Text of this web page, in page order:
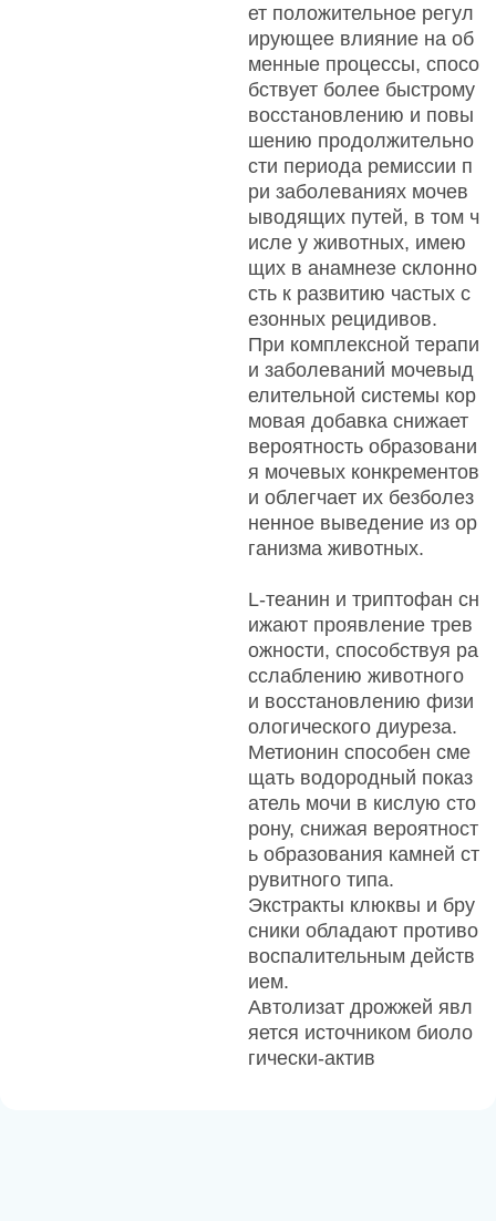
ет положительное регул
ирующее влияние на об
менные процессы, спосо
бствует более быстрому
восстановлению и повы
шению продолжительно
сти периода ремиссии п
ри заболеваниях мочев
ыводящих путей, в том ч
исле у животных, имею
щих в анамнезе склонно
сть к развитию частых с
езонных рецидивов.
При комплексной терапи
и заболеваний мочевыд
елительной системы кор
мовая добавка снижает
вероятность образовани
я мочевых конкрементов
и облегчает их безболез
ненное выведение из ор
ганизма животных.
L-теанин и триптофан сн
ижают проявление трев
ожности, способствуя ра
сслаблению животного
и восстановлению физи
ологического диуреза.
Метионин способен сме
щать водородный показ
атель мочи в кислую сто
рону, снижая вероятност
ь образования камней ст
рувитного типа.
Экстракты клюквы и бру
сники обладают противо
воспалительным действ
ием.
Автолизат дрожжей явл
яется источником биоло
гически-актив